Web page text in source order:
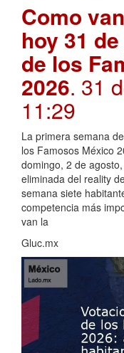
Como
hoy 31
de los
2026. 31
11:29
La primera semana
los Famosos México
domingo, 2 de
eliminada del reality
semana siete
competencia más
van la
Gluc.mx